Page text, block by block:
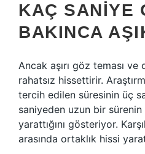
KAÇ SANIYE
BAKINCA
Ancak aşırı göz teması ve
rahatsız hissettirir.
tercih edilen süresinin üç
saniyeden uzun bir
yarattığını gösteriyor.
arasında ortaklık hissi